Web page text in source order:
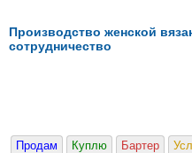
Производство женской
сотрудничество
Продам Куплю Бартер